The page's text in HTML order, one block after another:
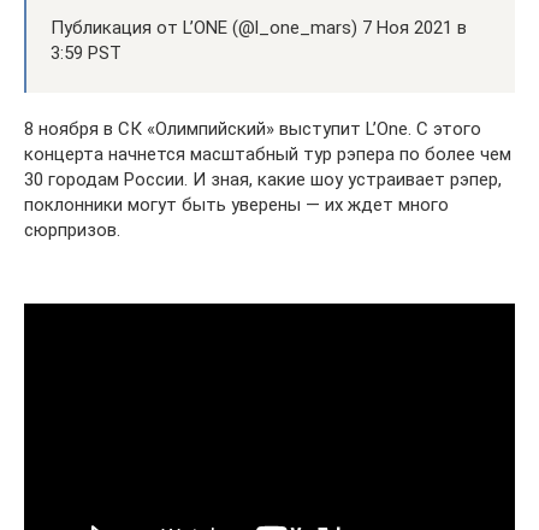
Публикация от L’ONE (@l_one_mars) 7 Ноя 2021 в
3:59 PST
8 ноября в СК «Олимпийский» выступит L’One. С этого
концерта начнется масштабный тур рэпера по более чем
30 городам России. И зная, какие шоу устраивает рэпер,
поклонники могут быть уверены — их ждет много
сюрпризов.